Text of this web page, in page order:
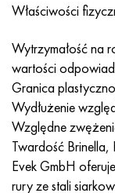
Właściwości
Wytrzymałość
wartości
Granica
Wydłużenie
Względne
Twardość
Evek GmbH
rury ze stali
Hastelloy b3
Hastelloy c4
Hastelloy c22
Hastelloy C-276
40G, 40Mn4,
38XM,
40ХН, 36NiCr6,
40XFA, 1.7223,